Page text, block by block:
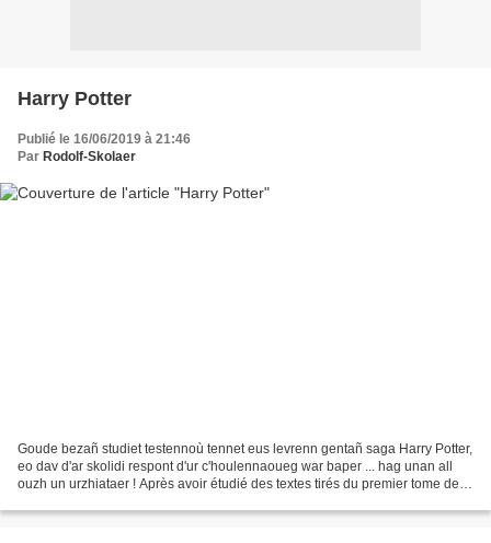
Harry Potter
Publié le 16/06/2019 à 21:46
Par Rodolf-Skolaer
Goude bezañ studiet testennoù tennet eus levrenn gentañ saga Harry Potter,
eo dav d'ar skolidi respont d'ur c'houlennaoueg war baper ... hag unan all
ouzh un urzhiataer ! Après avoir étudié des textes tirés du premier tome de la